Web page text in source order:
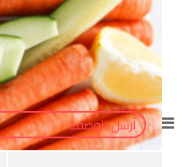
أرسل الوصفة